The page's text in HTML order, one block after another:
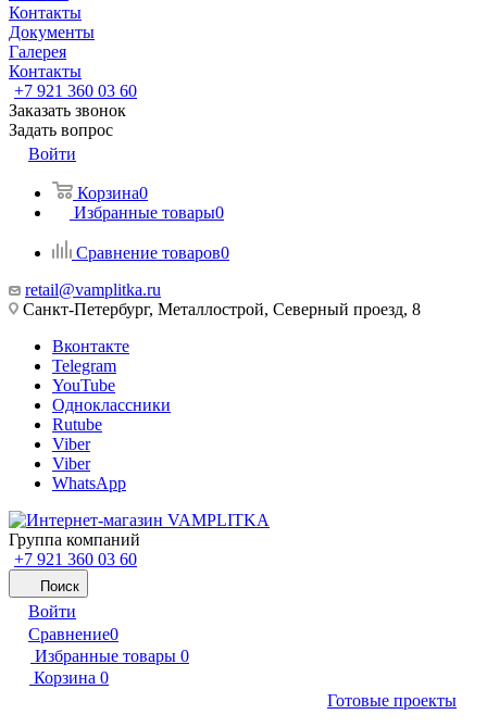
Контакты
Документы
Галерея
Контакты
+7 921 360 03 60
Заказать звонок
Задать вопрос
Войти
Корзина0
Избранные товары0
Сравнение товаров0
retail@vamplitka.ru
Санкт-Петербург, Металлострой, Северный проезд, 8
Вконтакте
Telegram
YouTube
Одноклассники
Rutube
Viber
Viber
WhatsApp
Группа компаний
+7 921 360 03 60
Поиск
Войти
Сравнение0
Избранные товары 0
Корзина 0
Готовые проекты